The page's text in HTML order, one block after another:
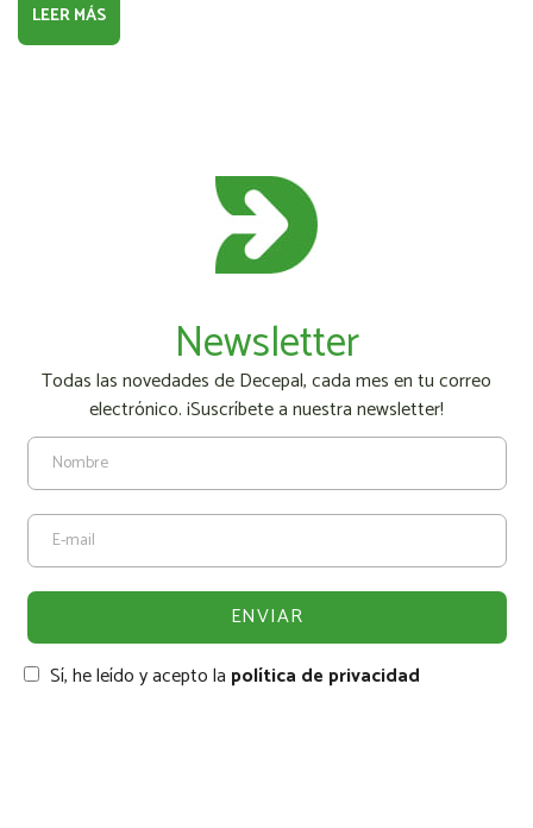
LEER MÁS
Newsletter
Todas las novedades de Decepal, cada mes en tu correo
electrónico. ¡Suscríbete a nuestra newsletter!
Sí, he leído y acepto la política de privacidad